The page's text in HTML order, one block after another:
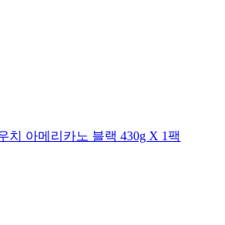
치 아메리카노 블랙 430g X 1팩